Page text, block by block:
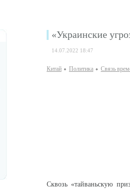
«Украинские
14.07.2022 18:47
Китай Политика Связь
Сквозь «тайваньскую